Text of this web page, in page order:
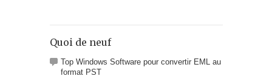
Quoi de neuf
Top Windows Software pour convertir EML au
format PST